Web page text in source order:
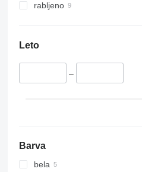
rabljeno
Leto
–
Barva
bela